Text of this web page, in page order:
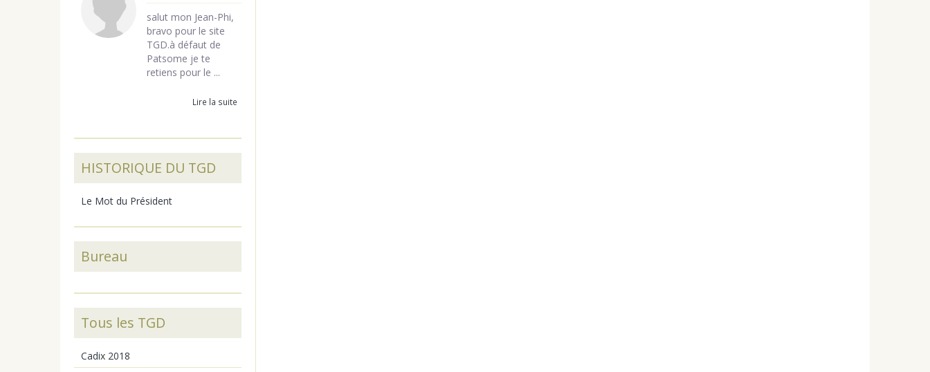
salut mon Jean-Phi,
bravo pour le site
TGD.à défaut de
Patsome je te
retiens pour le ...
Lire la suite
HISTORIQUE DU TGD
Le Mot du Président
Bureau
Tous les TGD
Cadix 2018